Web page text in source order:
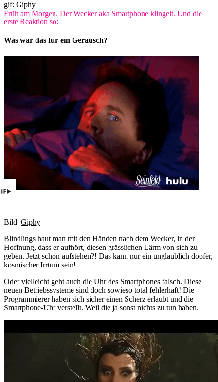
gif: Giphy
Früh am Morgen. Der Wecker aka Smartphone klingelt. Und die
erste Reaktion so:
Was war das für ein Geräusch?
Bild: Giphy
Blindlings haut man mit den Händen nach dem Wecker, in der
Hoffnung, dass er aufhört, diesen grässlichen Lärm von sich zu
geben. Jetzt schon aufstehen?! Das kann nur ein unglaublich doofer,
kosmischer Irrtum sein!
Oder vielleicht geht auch die Uhr des Smartphones falsch. Diese
neuen Betriebssysteme sind doch sowieso total fehlerhaft! Die
Programmierer haben sich sicher einen Scherz erlaubt und die
Smartphone-Uhr verstellt. Weil die ja sonst nichts zu tun haben.